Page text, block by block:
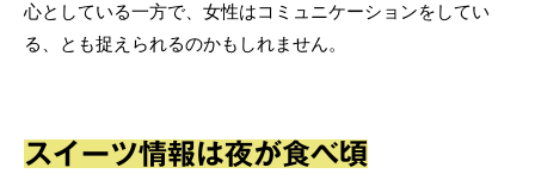
心としている一方で、女性はコミュニケーションをしてい
る、とも捉えられるのかもしれません。
スイーツ情報は夜が食べ頃